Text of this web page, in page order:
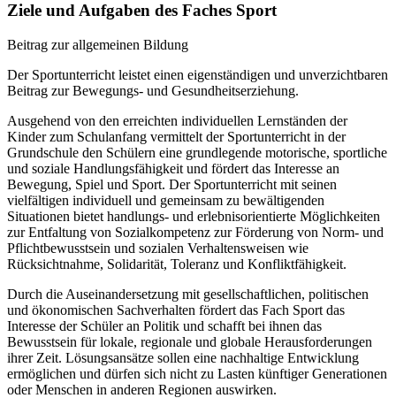
Ziele und Aufgaben des Faches Sport
Beitrag zur allgemeinen Bildung
Der Sportunterricht leistet einen eigenständigen und unverzichtbaren
Beitrag zur Bewegungs- und Gesundheitserziehung.
Ausgehend von den erreichten individuellen Lernständen der
Kinder zum Schulanfang vermittelt der Sportunterricht in der
Grundschule den Schülern eine grundlegende motorische, sportliche
und soziale Handlungsfähigkeit und fördert das Interesse an
Bewegung, Spiel und Sport. Der Sportunterricht mit seinen
vielfältigen individuell und gemeinsam zu bewältigenden
Situationen bietet handlungs- und erlebnisorientierte Möglichkeiten
zur Entfaltung von Sozialkompetenz zur Förderung von Norm- und
Pflichtbewusstsein und sozialen Verhaltensweisen wie
Rücksichtnahme, Solidarität, Toleranz und Konfliktfähigkeit.
Durch die Auseinandersetzung mit gesellschaftlichen, politischen
und ökonomischen Sachverhalten fördert das Fach Sport das
Interesse der Schüler an Politik und schafft bei ihnen das
Bewusstsein für lokale, regionale und globale Herausforderungen
ihrer Zeit. Lösungsansätze sollen eine nachhaltige Entwicklung
ermöglichen und dürfen sich nicht zu Lasten künftiger Generationen
oder Menschen in anderen Regionen auswirken.